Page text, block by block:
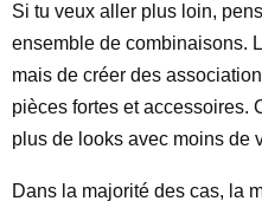
Si tu veux aller plus loin,
ensemble de combinaisons.
mais de créer des
pièces fortes et accessoires.
plus de looks avec moins de
Dans la majorité des cas, la